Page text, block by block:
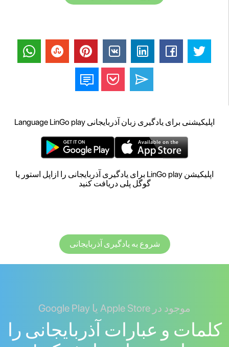
اپلیکیشنی برای یادگیری زبان آذربایجانی Language LinGo play
اپلیکیشن LinGo play برای یادگیری آذربایجانی را ازاپل استور یا
گوگل پلی دریافت کنید
شروع به یادگیری آذربایجانی
موجود در Apple Store یا Google Play
کلمات و عبارات آذربایجانی را